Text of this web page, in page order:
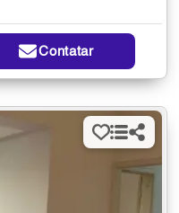
Contatar